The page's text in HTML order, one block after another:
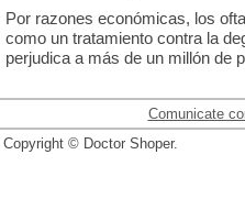
Por razones económicas, los
como un tratamiento contra la
perjudica a más de un millón de
Comunicate
Copyright © Doctor Shoper.